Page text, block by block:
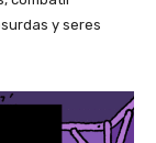
y seres